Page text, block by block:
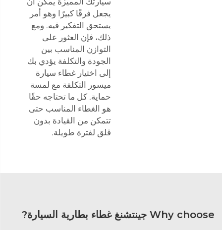
يجعل فرقًا كبيرًا وهو أمر
يستحق التفكير فيه. ومع
ذلك، فإن العثور على
التوازن المناسب بين
الجودة والتكلفة يؤدي بك
إلى اختيار غطاء سيارة
ميسور التكلفة مع لمسة
حماية. كل ما تحتاجه حقًا
هو الغطاء المناسب حتى
تتمكن من القيادة بدون
قلق لفترة طويلة.
Why choose جينتشنغ غطاء بطارية السيارة?